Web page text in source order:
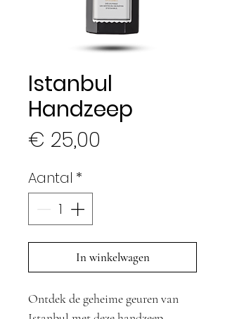
Istanbul
Handzeep
€ 25,00
Aantal *
In winkelwagen
Ontdek de geheime geuren van